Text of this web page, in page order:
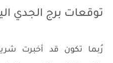
توقعات برج الجدي
رُبما تكون قد أخبرت